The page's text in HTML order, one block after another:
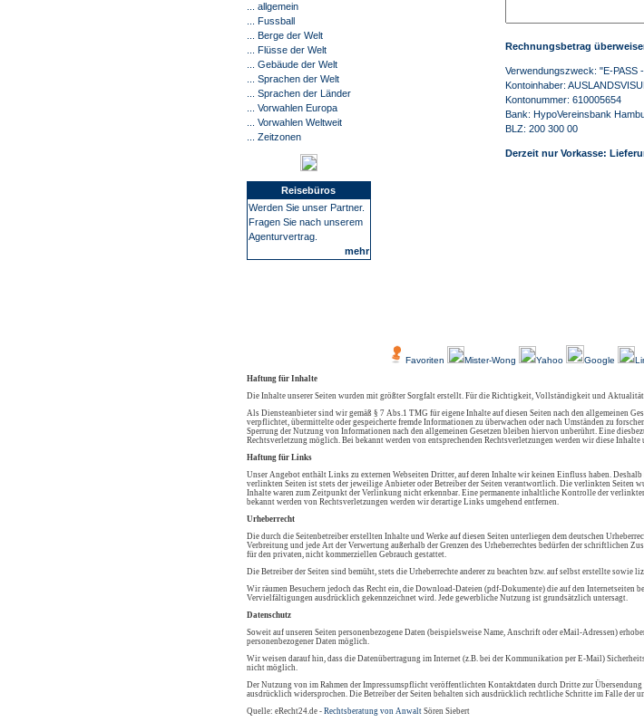
... allgemein
... Fussball
... Berge der Welt
... Flüsse der Welt
... Gebäude der Welt
... Sprachen der Welt
... Sprachen der Länder
... Vorwahlen Europa
... Vorwahlen Weltweit
... Zeitzonen
Reisebüros
Werden Sie unser Partner.
Fragen Sie nach unserem
Agenturvertrag.
mehr
Rechnungsbetrag
Verwendungszweck: "E-PASS
Kontoinhaber:
Kontonummer: 610005654
Bank: HypoVereinsbank
BLZ: 200 300 00
Derzeit nur Vorkasse:
Favoriten Mister-Wong Yahoo Google
Haftung für Inhalte
Die Inhalte unserer Seiten wurden mit größter Sorgfalt erstellt. Für die Richtigkeit, Vollständigkeit und
Als Diensteanbieter sind wir gemäß § 7 Abs.1 TMG für eigene Inhalte auf diesen Seiten nach den allgemeinen
verpflichtet, übermittelte oder gespeicherte fremde Informationen zu überwachen oder nach Umständen zu
Sperrung der Nutzung von Informationen nach den allgemeinen Gesetzen bleiben hiervon unberührt. Eine
Rechtsverletzung möglich. Bei bekannt werden von entsprechenden Rechtsverletzungen werden wir diese Inhalte
Haftung für Links
Unser Angebot enthält Links zu externen Webseiten Dritter, auf deren Inhalte wir keinen Einfluss haben.
verlinkten Seiten ist stets der jeweilige Anbieter oder Betreiber der Seiten verantwortlich. Die verlinkten Seiten
Inhalte waren zum Zeitpunkt der Verlinkung nicht erkennbar. Eine permanente inhaltliche Kontrolle der
bekannt werden von Rechtsverletzungen werden wir derartige Links umgehend entfernen.
Urheberrecht
Die durch die Seitenbetreiber erstellten Inhalte und Werke auf diesen Seiten unterliegen dem deutschen
Verbreitung und jede Art der Verwertung außerhalb der Grenzen des Urheberrechtes bedürfen der schriftlichen
für den privaten, nicht kommerziellen Gebrauch gestattet.
Die Betreiber der Seiten sind bemüht, stets die Urheberrechte anderer zu beachten bzw. auf selbst erstellte sowie
Wir räumen Besuchern jedoch das Recht ein, die Download-Dateien (pdf-Dokumente) die auf den
Vervielfältigungen ausdrücklich gekennzeichnet wird. Jede gewerbliche Nutzung ist grundsätzlich untersagt.
Datenschutz
Soweit auf unseren Seiten personenbezogene Daten (beispielsweise Name, Anschrift oder eMail-Adressen)
personenbezogener Daten möglich.
Wir weisen darauf hin, dass die Datenübertragung im Internet (z.B. bei der Kommunikation per E-Mail)
nicht möglich.
Der Nutzung von im Rahmen der Impressumspflicht veröffentlichten Kontaktdaten durch Dritte zur
ausdrücklich widersprochen. Die Betreiber der Seiten behalten sich ausdrücklich rechtliche Schritte im Falle der
Quelle: eRecht24.de - Rechtsberatung von AnwaltSören Siebert